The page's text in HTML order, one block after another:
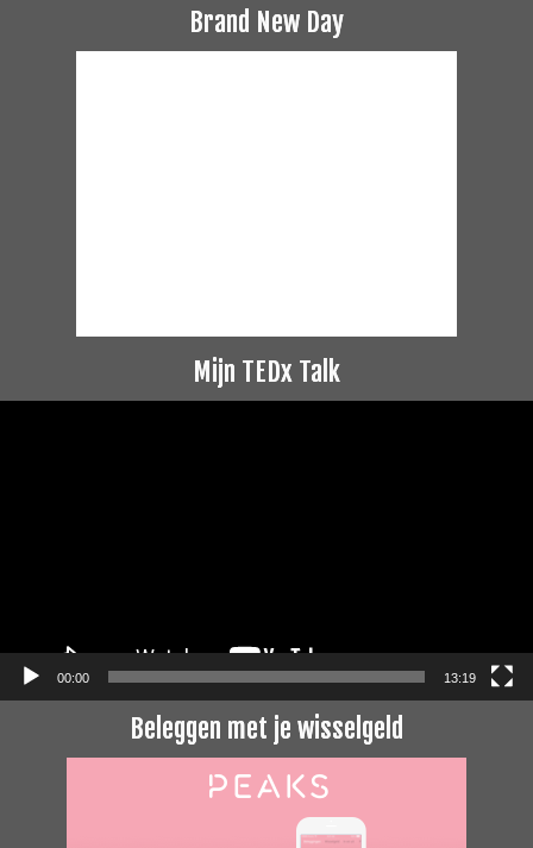
Brand New Day
Mijn TEDx Talk
00:00 13:19
Beleggen met je wisselgeld